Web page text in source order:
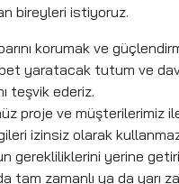
bireyleri istiyoruz.
korumak ve
yaratacak tutum ve
teşvik ederiz.
proje ve müşterilerimiz
izinsiz olarak
gerekliliklerini yerine
tam zamanlı ya da yarı